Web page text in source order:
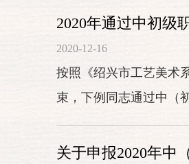
2020年通过中初级
2020-12-16
按照《绍兴市工艺美术
束，下例同志通过中（
此公示。公示时间：2...
关于申报2020年中